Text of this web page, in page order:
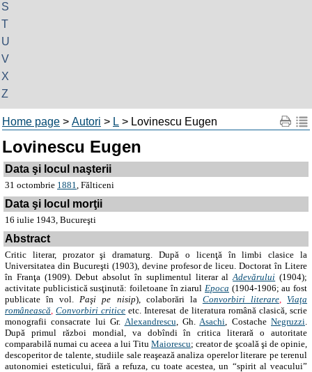
S
T
U
V
X
Z
Home page > Autori > L > Lovinescu Eugen
Lovinescu Eugen
Data şi locul naşterii
31 octombrie 1881, Fălticeni
Data şi locul morţii
16 iulie 1943, Bucureşti
Abstract
Critic literar, prozator şi dramaturg. După o licenţă în limbi clasice la
Universitatea din Bucureşti(1903), devine profesor de liceu. Doctorat în Litere
în Franţa (1909). Debut absolut în suplimentul literar alAdevărului (1904);
activitate publicistică susţinută: foiletoane în ziarul Epoca (1904-1906; au fost
publicate în vol.Paşi pe nisip), colaborări la Convorbiri literare,Viaţa
românească,Convorbiri critice etc. Interesat de literatura română clasică, scrie
monografii consacrate lui Gr. Alexandrescu, Gh.Asachi, Costache Negruzzi.
După primul război mondial, va dobîndi în critica literară o autoritate
comparabilă numai cu aceea a lui TituMaiorescu; creator de şcoală şi de opinie,
descoperitor de talente, studiile sale reaşează analiza operelor literare pe terenul
autonomiei esteticului, fără a refuza, cu toate acestea, un “spirit al veacului”